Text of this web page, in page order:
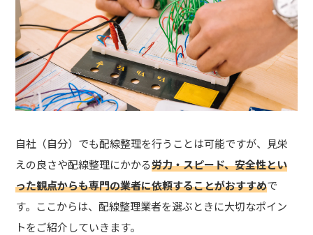
自社（自分）でも配線整理を行うことは可能ですが、見栄
えの良さや配線整理にかかる労力・スピード、安全性とい
った観点からも専門の業者に依頼することがおすすめで
す。ここからは、配線整理業者を選ぶときに大切なポイン
トをご紹介していきます。